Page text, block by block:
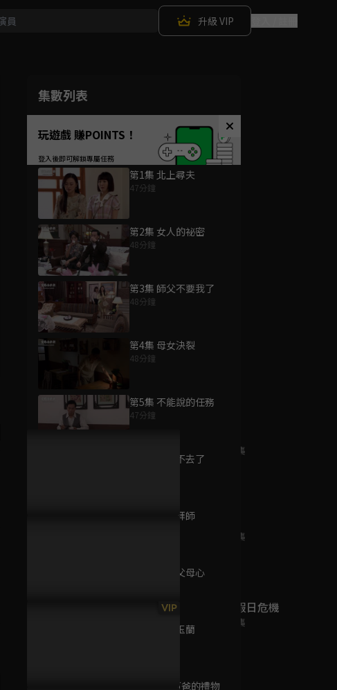
升級 VIP
集數列表
玩遊戲 賺POINTS！
第1集 北上尋夫
47分鐘
第2集 女人的祕密
48分鐘
第3集 師父不要我了
48分鐘
第4集 母女決裂
48分鐘
第5集 不能說的任務
47分鐘
第6集 我回不去了
第7集 正式拜師
第8集 天下父母心
第9集 江岸玉蘭
第10集 給阿爸的禮物
為您推薦
已完結 / 共 1 集
我叫侯美麗
已完結 / 共 2 集
VIP 五個女人的假日危機
已完結 / 共 1 集